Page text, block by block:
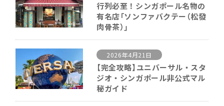
行列必至！シンガポール名物の
有名店「ソンファバクテー（松發
肉骨茶）」
2026年4月21日
【完全攻略】ユニバーサル・スタ
ジオ・シンガポール非公式マル
秘ガイド